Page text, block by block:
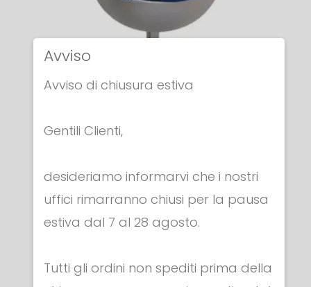
SPADE ELETTRICHE
SPADA ELETTRICA ITALIANA
Avviso
Avviso di chiusura estiva
Gentili Clienti,
desideriamo informarvi che i nostri
uffici rimarranno chiusi per la pausa
estiva dal 7 al 28 agosto.
Tutti gli ordini non spediti prima della